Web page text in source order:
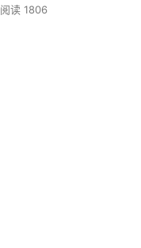
阅读 1806